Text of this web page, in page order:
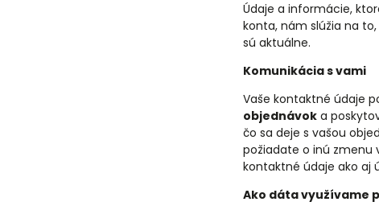
Údaje a informácie,
konta, nám slúžia na
sú aktuálne.
Komunikácia s vami
Vaše kontaktné údaje
objednávok a
čo sa deje s vašou
požiadate o inú zmenu
kontaktné údaje ako aj
Ako dáta využívame